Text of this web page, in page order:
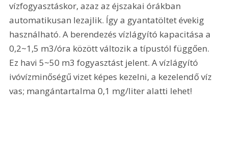
vízfogyasztáskor, azaz az éjszakai órákban
automatikusan lezajlik. Így a gyantatöltet évekig
használható. A berendezés vízlágyító kapacitása a
0,2~1,5 m3/óra között változik a típustól függően.
Ez havi 5~50 m3 fogyasztást jelent. A vízlágyító
ivóvízminőségű vizet képes kezelni, a kezelendő víz
vas; mangántartalma 0,1 mg/liter alatti lehet!